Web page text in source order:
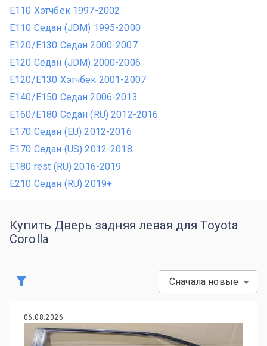
E110 Хэтчбек 1997-2002
E110 Седан (JDM) 1995-2000
E120/E130 Седан 2000-2007
E120 Седан (JDM) 2000-2006
E120/E130 Хэтчбек 2001-2007
E140/E150 Седан 2006-2013
E160/E180 Седан (RU) 2012-2016
E170 Седан (EU) 2012-2016
E170 Седан (US) 2012-2018
E180 rest (RU) 2016-2019
E210 Седан (RU) 2019+
Купить Дверь задняя левая для Toyota
Corolla
Сначала новые
06.08.2026